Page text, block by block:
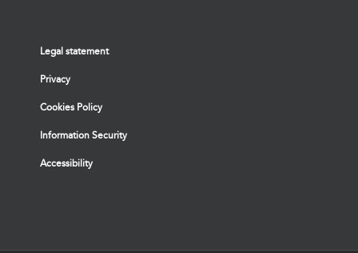
Legal statement
Privacy
Cookies Policy
Information Security
Accessibility